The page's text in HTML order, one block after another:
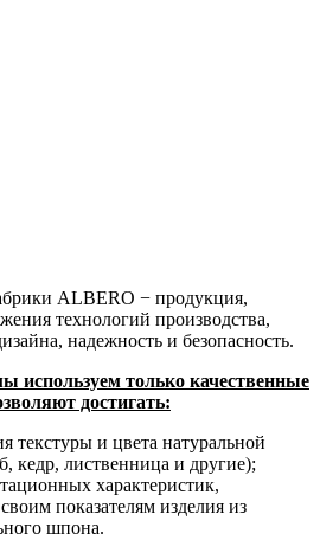
ALBERO − продукция,
технологий производства,
надежность и безопасность.
используем только качественные
достигать:
текстуры и цвета натуральной
кедр, лиственница и другие);
характеристик,
показателям изделия из
шпона.